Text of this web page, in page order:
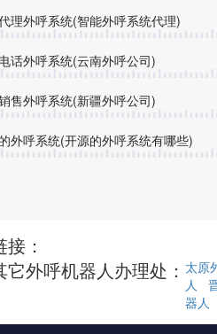
理外呼系统(智能外呼系统代理)
话外呼系统(云南外呼公司)
售外呼系统(新疆外呼公司)
外呼系统(开源的外呼系统有哪些)
：
它外呼机器人办理处： 太原
人
器人